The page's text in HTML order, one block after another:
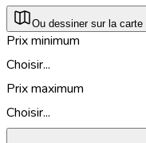
Ou dessiner sur la carte
Prix minimum
Choisir...
Prix maximum
Choisir...